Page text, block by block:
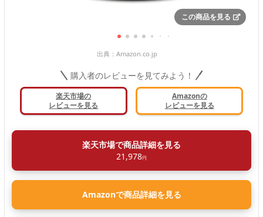
この商品を見る
出典： Amazon.co.jp
購入者のレビューを見てみよう！
楽天市場の
レビューを見る
Amazonの
レビューを見る
楽天市場で商品詳細を見る
21,978円
Amazonで商品詳細を見る